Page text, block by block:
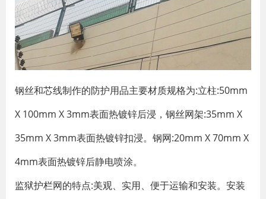
钢丝和芯线制作的防护用品主要材质规格为:立柱:50mm
X 100mm X 3mm表面热镀锌后浸，钢丝网架:35mm X
35mm X 3mm表面热镀锌扣浸。钢网:20mm X 70mm X
4mm表面热镀锌后静电喷涂。
监狱护栏网的特点:美观、实用、便于运输和安装。安装